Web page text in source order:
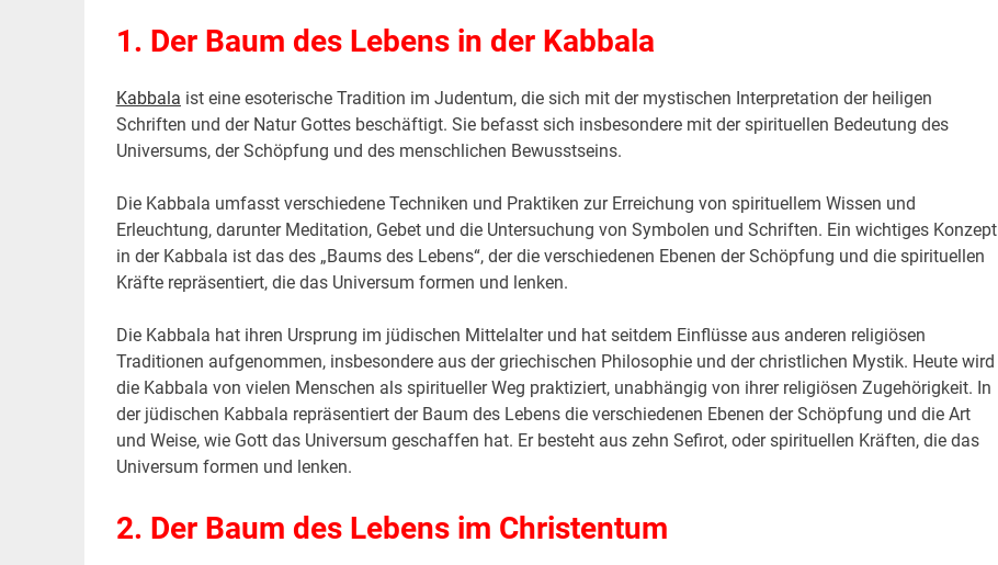
1. Der Baum des Lebens in der Kabbala
Kabbala ist eine esoterische Tradition im Judentum, die sich mit der mystischen Interpretation der heiligen
Schriften und der Natur Gottes beschäftigt. Sie befasst sich insbesondere mit der spirituellen Bedeutung des
Universums, der Schöpfung und des menschlichen Bewusstseins.
Die Kabbala umfasst verschiedene Techniken und Praktiken zur Erreichung von spirituellem Wissen und
Erleuchtung, darunter Meditation, Gebet und die Untersuchung von Symbolen und Schriften. Ein wichtiges Konzept
in der Kabbala ist das des „Baums des Lebens“, der die verschiedenen Ebenen der Schöpfung und die spirituellen
Kräfte repräsentiert, die das Universum formen und lenken.
Die Kabbala hat ihren Ursprung im jüdischen Mittelalter und hat seitdem Einflüsse aus anderen religiösen
Traditionen aufgenommen, insbesondere aus der griechischen Philosophie und der christlichen Mystik. Heute wird
die Kabbala von vielen Menschen als spiritueller Weg praktiziert, unabhängig von ihrer religiösen Zugehörigkeit. In
der jüdischen Kabbala repräsentiert der Baum des Lebens die verschiedenen Ebenen der Schöpfung und die Art
und Weise, wie Gott das Universum geschaffen hat. Er besteht aus zehn Sefirot, oder spirituellen Kräften, die das
Universum formen und lenken.
2. Der Baum des Lebens im Christentum